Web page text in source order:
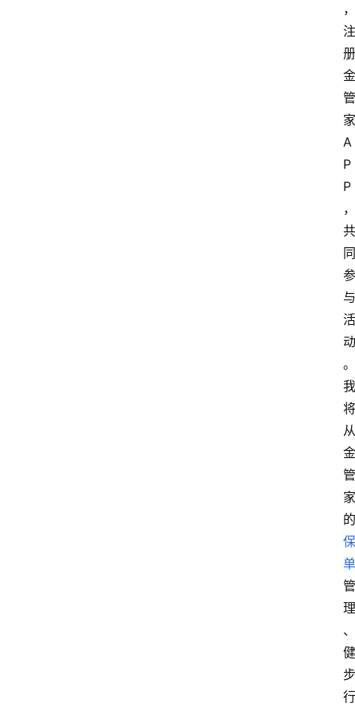
，
注
册
金
管
家
A
P
P
，
共
同
参
与
活
动
。
我
将
从
金
管
家
的
保
单
管
理
、
健
步
行